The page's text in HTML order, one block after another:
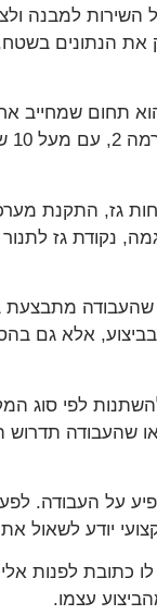
למבנה
את הנתונים
תחום שמחייב
גז, התקנת
נקודת גז
מתבצעת
אלא גם
לפי סוג
תדרוש
על העבודה.
יודע לשאול
לפנות
עצמו.